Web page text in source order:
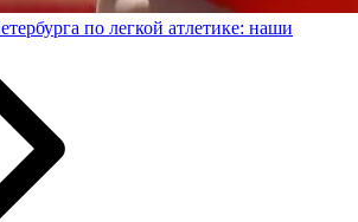
по легкой атлетике: наши